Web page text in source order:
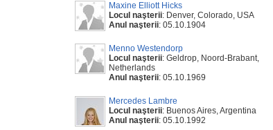
Maxine Elliott Hicks
Locul naşterii: Denver, Colorado, USA
Anul naşterii: 05.10.1904
Menno Westendorp
Locul naşterii: Geldrop, Noord-Brabant,
Netherlands
Anul naşterii: 05.10.1969
Mercedes Lambre
Locul naşterii: Buenos Aires, Argentina
Anul naşterii: 05.10.1992